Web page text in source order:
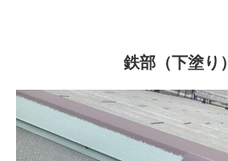
鉄部（下塗り）